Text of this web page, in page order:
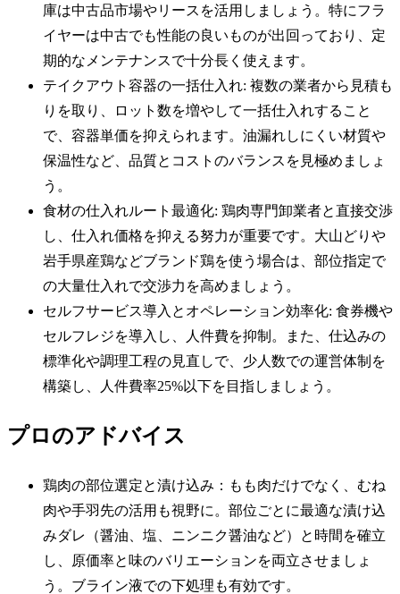
庫は中古品市場やリースを活用しましょう。特にフラ
イヤーは中古でも性能の良いものが出回っており、定
期的なメンテナンスで十分長く使えます。
テイクアウト容器の一括仕入れ: 複数の業者から見積も
りを取り、ロット数を増やして一括仕入れすること
で、容器単価を抑えられます。油漏れしにくい材質や
保温性など、品質とコストのバランスを見極めましょ
う。
食材の仕入れルート最適化: 鶏肉専門卸業者と直接交渉
し、仕入れ価格を抑える努力が重要です。大山どりや
岩手県産鶏などブランド鶏を使う場合は、部位指定で
の大量仕入れで交渉力を高めましょう。
セルフサービス導入とオペレーション効率化: 食券機や
セルフレジを導入し、人件費を抑制。また、仕込みの
標準化や調理工程の見直しで、少人数での運営体制を
構築し、人件費率25%以下を目指しましょう。
プロのアドバイス
鶏肉の部位選定と漬け込み：もも肉だけでなく、むね
肉や手羽先の活用も視野に。部位ごとに最適な漬け込
みダレ（醤油、塩、ニンニク醤油など）と時間を確立
し、原価率と味のバリエーションを両立させましょ
う。ブライン液での下処理も有効です。